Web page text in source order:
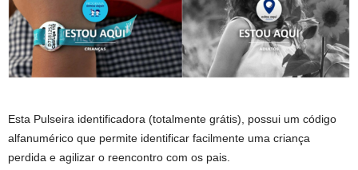
Esta Pulseira identificadora (totalmente grátis), possui um código
alfanumérico que permite identificar facilmente uma criança
perdida e agilizar o reencontro com os pais.